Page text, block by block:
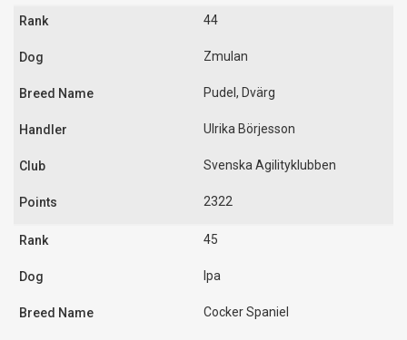
44
Zmulan
Pudel, Dvärg
Ulrika Börjesson
Svenska Agilityklubben
2322
45
Ipa
Cocker Spaniel